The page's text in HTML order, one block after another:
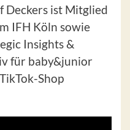
Deckers ist Mitglied
IFH Köln sowie
Insights &
für baby&junior
Shop